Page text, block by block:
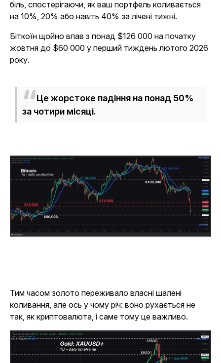
біль, спостерігаючи, як ваш портфель коливається
на 10%, 20% або навіть 40% за лічені тижні.
Біткоїн щойно впав з понад $126 000 на початку
жовтня до $60 000 у перший тиждень лютого 2026
року.
Це жорстоке падіння на понад 50%
за чотири місяці.
Тим часом золото переживало власні шалені
коливання, але ось у чому річ: воно рухається не
так, як криптовалюта, і саме тому це важливо.